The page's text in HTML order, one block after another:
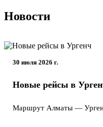
Новости
30 июля 2026 г.
Новые рейсы в
Маршрут Алматы — Ургенч